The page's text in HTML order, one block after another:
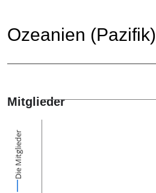
Ozeanien (Pazifik)
Mitglieder
Die Mitglieder